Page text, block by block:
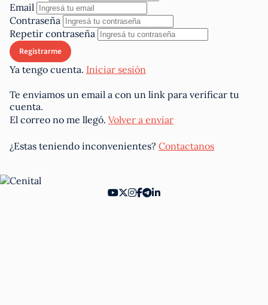
Email
Contraseña
Repetir contraseña
Ya tengo cuenta. Iniciar sesión
Te enviamos un email a con un link para verificar tu
cuenta.
El correo no me llegó. Volver a enviar
¿Estas teniendo inconvenientes? Contactanos